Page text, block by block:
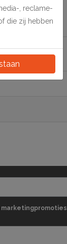
marketingpromoties
, reclame-
die zij hebben